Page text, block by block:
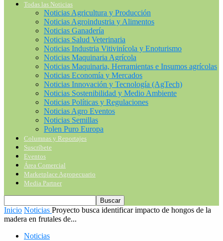
Todas las Noticias
Noticias Agricultura y Producción
Noticias Agroindustria y Alimentos
Noticias Ganadería
Noticias Salud Veterinaria
Noticias Industria Vitivinícola y Enoturismo
Noticias Maquinaria Agrícola
Noticias Maquinaria, Herramientas e Insumos agrícolas
Noticias Economía y Mercados
Noticias Innovación y Tecnología (AgTech)
Noticias Sostenibilidad y Medio Ambiente
Noticias Políticas y Regulaciones
Noticias Agro Eventos
Noticias Semillas
Polen Puro Europa
Columnas y Reportajes
Suscríbete
Eventos
Área Comercial
Marketplace Agropecuario
Media Partner
Inicio Noticias Proyecto busca identificar impacto de hongos de la
madera en frutales de...
Noticias